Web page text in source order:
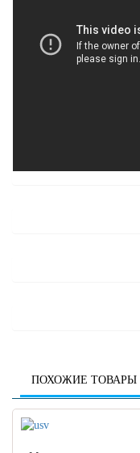
ПОХОЖИЕ ТОВАРЫ